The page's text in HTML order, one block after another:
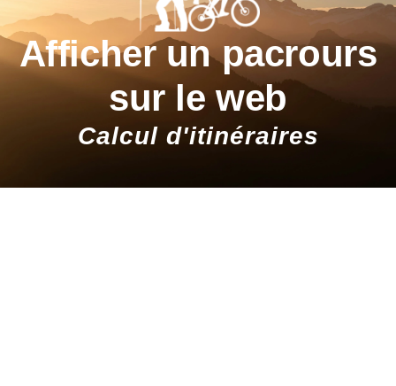
Afficher un pacrours
sur le web
Calcul d'itinéraires